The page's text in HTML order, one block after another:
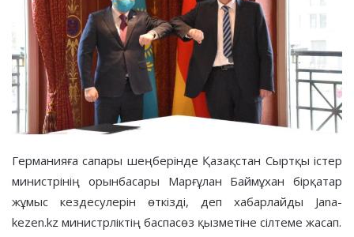
Германияға сапары шеңберінде Қазақстан Сыртқы істер
министрінің орынбасары Марғұлан Баймұхан бірқатар
жұмыс кездесулерін өткізді, деп хабарлайды Jana-
kezen.kz министрліктің баспасөз қызметіне сілтеме жасап.